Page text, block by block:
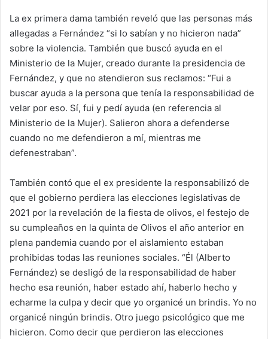
La ex primera dama también reveló que las personas más
allegadas a Fernández “si lo sabían y no hicieron nada”
sobre la violencia. También que buscó ayuda en el
Ministerio de la Mujer, creado durante la presidencia de
Fernández, y que no atendieron sus reclamos: “Fui a
buscar ayuda a la persona que tenía la responsabilidad de
velar por eso. Sí, fui y pedí ayuda (en referencia al
Ministerio de la Mujer). Salieron ahora a defenderse
cuando no me defendieron a mí, mientras me
defenestraban”.
También contó que el ex presidente la responsabilizó de
que el gobierno perdiera las elecciones legislativas de
2021 por la revelación de la fiesta de olivos, el festejo de
su cumpleaños en la quinta de Olivos el año anterior en
plena pandemia cuando por el aislamiento estaban
prohibidas todas las reuniones sociales. “Él (Alberto
Fernández) se desligó de la responsabilidad de haber
hecho esa reunión, haber estado ahí, haberlo hecho y
echarme la culpa y decir que yo organicé un brindis. Yo no
organicé ningún brindis. Otro juego psicológico que me
hicieron. Como decir que perdieron las elecciones